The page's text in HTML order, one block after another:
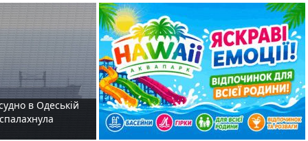
в Одеській